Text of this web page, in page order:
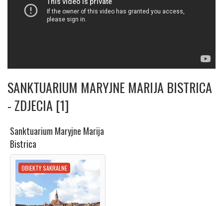
SANKTUARIUM MARYJNE MARIJA BISTRICA
- ZDJECIA [1]
Sanktuarium Maryjne Marija
Bistrica
OBIEKTY SAKRALNE